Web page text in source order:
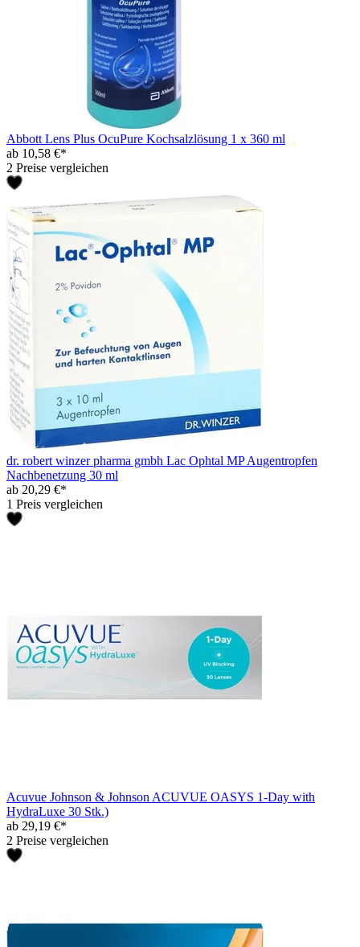
Abbott Lens Plus OcuPure Kochsalzlösung 1 x 360 ml
ab 10,58 €*
2 Preise vergleichen
dr. robert winzer pharma gmbh Lac Ophtal MP Augentropfen
Nachbenetzung 30 ml
ab 20,29 €*
1 Preis vergleichen
Acuvue Johnson & Johnson ACUVUE OASYS 1-Day with
HydraLuxe 30 Stk.)
ab 29,19 €*
2 Preise vergleichen